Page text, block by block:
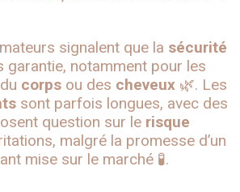
signalent que la sécurité
garantie, notamment pour les
corps ou des cheveux 🌿. Les
sont parfois longues, avec des
question sur le risque
malgré la promesse d’un
mise sur le marché 🧪.